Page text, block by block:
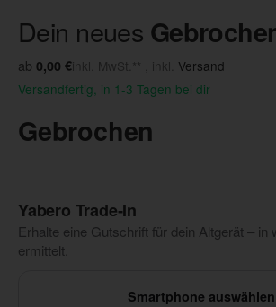
Dein neues
ab 0,00 €inkl. MwSt.** , inkl. Versand
Versandfertig, in 1-3 Tagen bei dir
Gebrochen
Yabero Trade‑In
Erhalte eine Gutschrift für dein Altgerät – in
ermittelt.
Smartphone auswählen